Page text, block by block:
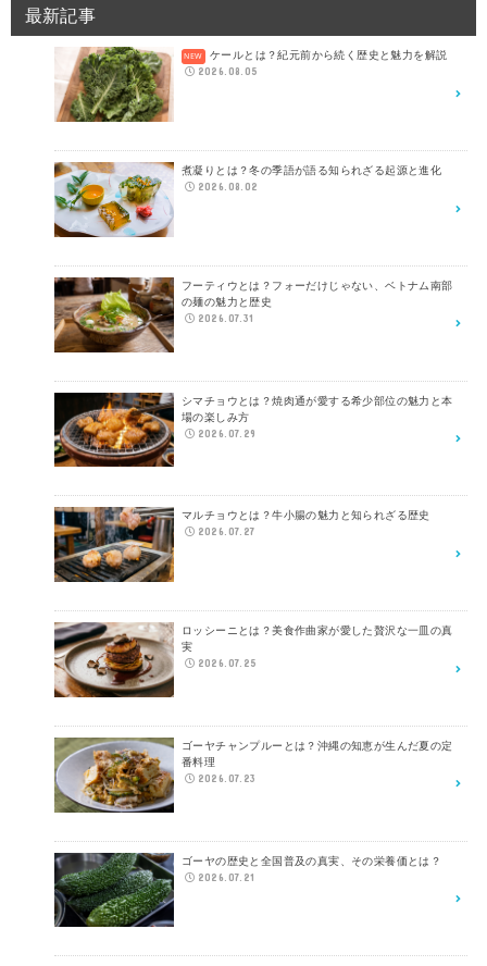
最新記事
ケールとは？紀元前から続く歴史と魅力を解説
2026.08.05
煮凝りとは？冬の季語が語る知られざる起源と進化
2026.08.02
フーティウとは？フォーだけじゃない、ベトナム南部
の麺の魅力と歴史
2026.07.31
シマチョウとは？焼肉通が愛する希少部位の魅力と本
場の楽しみ方
2026.07.29
マルチョウとは？牛小腸の魅力と知られざる歴史
2026.07.27
ロッシーニとは？美食作曲家が愛した贅沢な一皿の真
実
2026.07.25
ゴーヤチャンプルーとは？沖縄の知恵が生んだ夏の定
番料理
2026.07.23
ゴーヤの歴史と全国普及の真実、その栄養価とは？
2026.07.21